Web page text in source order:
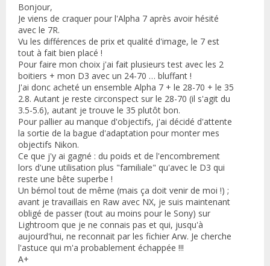
Bonjour,
Je viens de craquer pour l'Alpha 7 après avoir hésité
avec le 7R.
Vu les différences de prix et qualité d'image, le 7 est
tout à fait bien placé !
Pour faire mon choix j'ai fait plusieurs test avec les 2
boitiers + mon D3 avec un 24-70 … bluffant !
J'ai donc acheté un ensemble Alpha 7 + le 28-70 + le 35
2.8. Autant je reste circonspect sur le 28-70 (il s'agit du
3.5-5.6), autant je trouve le 35 plutôt bon.
Pour pallier au manque d'objectifs, j'ai décidé d'attente
la sortie de la bague d'adaptation pour monter mes
objectifs Nikon.
Ce que j'y ai gagné : du poids et de l'encombrement
lors d'une utilisation plus "familiale" qu'avec le D3 qui
reste une bête superbe !
Un bémol tout de même (mais ça doit venir de moi !) ;
avant je travaillais en Raw avec NX, je suis maintenant
obligé de passer (tout au moins pour le Sony) sur
Lightroom que je ne connais pas et qui, jusqu'à
aujourd'hui, ne reconnait par les fichier Arw. Je cherche
l'astuce qui m'a probablement échappée !!!
A+